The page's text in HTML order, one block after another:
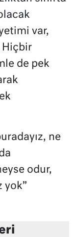
var,
Hiçbir
de pek
ne
odur,
yok”